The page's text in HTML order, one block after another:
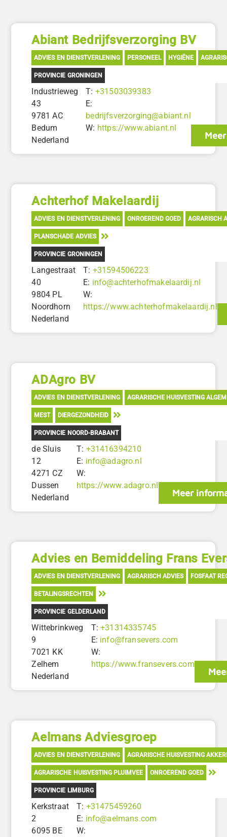
Abiant Bedrijfsverzorging BV
ADVIES EN DIENSTVERLENING PERSONEEL HYGIËNE
PROVINCIE GRONINGEN
Industrieweg
43
9781 AC
Bedum
Nederland
T: +31503039383
E:
bedrijfsverzorging@abiant.nl
W: https://www.abiant.nl
Achterhof Makelaardij
ADVIES EN DIENSTVERLENING ONROEREND GOED AGRARISCH
PLANSCHADE ADVIES
PROVINCIE GRONINGEN
Langestraat
40
9804 PL
Noordhorn
Nederland
T: +31594506223
E: info@achterhofmakelaardij.nl
W:
https://www.achterhofmakelaardij.nl
ADAgro BV
ADVIES EN DIENSTVERLENING AGRARISCHE HUISVESTING
MEST DIERGEZONDHEID
PROVINCIE NOORD-BRABANT
de Sluis
12
4271 CZ
Dussen
Nederland
T: +31416394210
E: info@adagro.nl
W:
https://www.adagro.nl
Meer
Advies en Bemiddeling Frans
ADVIES EN DIENSTVERLENING AGRARISCH ADVIES FOSFAAT
BETALINGSRECHTEN
PROVINCIE GELDERLAND
Wittebrinkweg
9
7021 KK
Zelhem
Nederland
T:+31314335745
E: info@fransevers.com
W:
https://www.fransevers.com
Aelmans Adviesgroep
ADVIES EN DIENSTVERLENING AGRARISCHE HUISVESTING
AGRARISCHE HUISVESTING PLUIMVEE ONROEREND GOED
PROVINCIE LIMBURG
Kerkstraat
2
6095 BE
T: +31475459260
E: info@aelmans.com
W: